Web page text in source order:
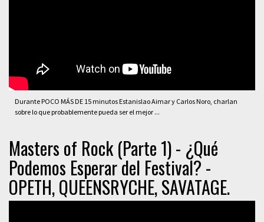
Durante POCO MÁS DE 15 minutos Estanislao Aimar y Carlos Noro, charlan
sobre lo que probablemente pueda ser el mejor ...
Masters of Rock (Parte 1) - ¿Qué
Podemos Esperar del Festival? -
OPETH, QUEENSRYCHE, SAVATAGE.